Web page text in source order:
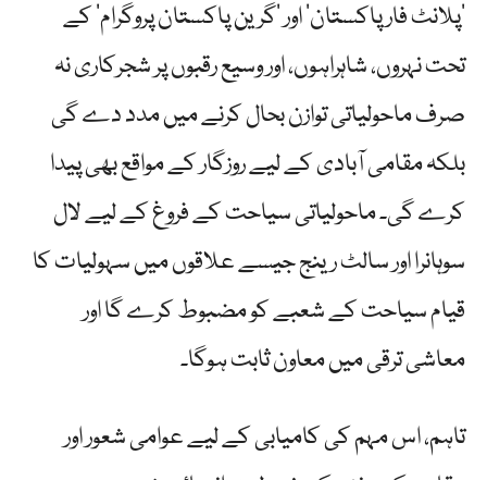
’پلانٹ فار پاکستان‘ اور ’گرین پاکستان پروگرام‘ کے
تحت نہروں، شاہراہوں، اور وسیع رقبوں پر شجرکاری نہ
صرف ماحولیاتی توازن بحال کرنے میں مدد دے گی
بلکہ مقامی آبادی کے لیے روزگار کے مواقع بھی پیدا
کرے گی۔ ماحولیاتی سیاحت کے فروغ کے لیے لال
سوہانرا اور سالٹ رینج جیسے علاقوں میں سہولیات کا
قیام سیاحت کے شعبے کو مضبوط کرے گا اور
معاشی ترقی میں معاون ثابت ہوگا۔
تاہم، اس مہم کی کامیابی کے لیے عوامی شعور اور